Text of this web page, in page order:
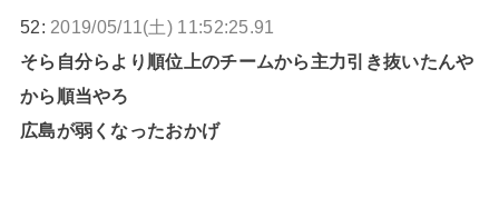
52: 2019/05/11(土) 11:52:25.91
そら自分らより順位上のチームから主力引き抜いたんや
から順当やろ
広島が弱くなったおかげ